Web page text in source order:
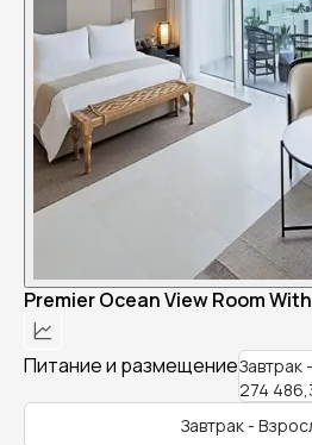
Premier Ocean View Room
Питание и размещениеЗавтрак
274
Завтрак -